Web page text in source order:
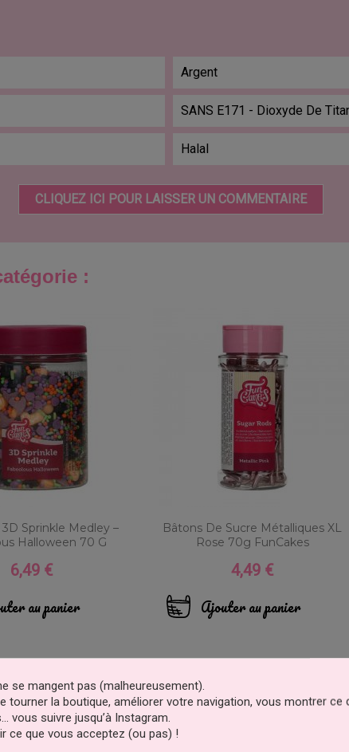
Argent
SANS E171 - Dioxyde De
Halal
CLIQUEZ ICI POUR LAISSER UN COMMENTAIRE
:
3D Sprinkle Medley –
Halloween 70 G
Prix
6,49 €
au panier
Bâtons De Sucre Métalliques XL
Rose 70g FunCakes
Prix
4,49 €
Ajouter au panier
se mangent pas (malheureusement).
tourner la boutique, améliorer votre navigation, vous montrer ce
vous suivre jusqu’à Instagram.
ce que vous acceptez (ou pas) !